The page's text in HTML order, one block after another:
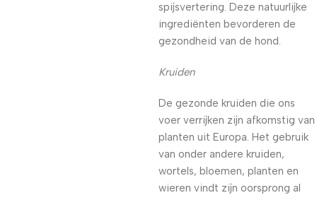
spijsvertering. Deze natuurlijke
ingrediënten bevorderen de
gezondheid van de hond.
Kruiden
De gezonde kruiden die ons
voer verrijken zijn afkomstig van
planten uit Europa. Het gebruik
van onder andere kruiden,
wortels, bloemen, planten en
wieren vindt zijn oorsprong al